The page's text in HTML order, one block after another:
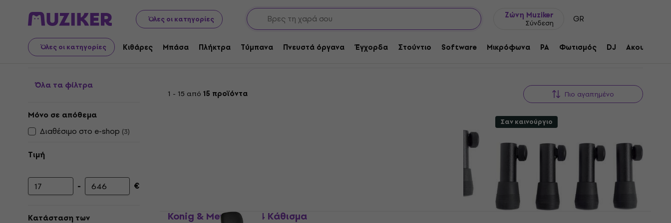
Όλες οι κατηγορίες
Ζώνη Muziker
Σύνδεση GR
Όλες οι κατηγορίες Κιθάρες Μπάσα Πλήκτρα Τύμπανα Πνευστά όργανα Έγχορδα Στούντιο Software Μικρόφωνα PA Φωτισμός DJ Ακουστικά
Μουσικά όργανα Αξεσουάρ Καρέκλες ορχήστρας
Καρέκλες ορχήστρας
Όλα τα φίλτρα
Μόνο σε απόθεμα
Διαθέσιμο στο e-shop (3)
Τιμή
Ελάχιστη τιμή
- Μέγιστη τιμή€
Κατάσταση των
1 - 15 από 15 προϊόντα Πιο αγαπημένο
Konig & Meyer 13494 Κάθισμα
Σαν καινούργιο